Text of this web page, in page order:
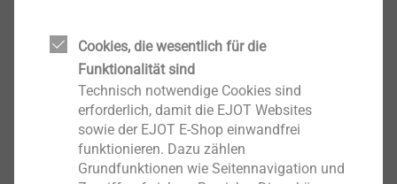
JT3-2H-Plus-5,5
Solar Bohrschrauben
Cookies, die wesentlich für die
Funktionalität sind
Technisch notwendige Cookies sind
erforderlich, damit die EJOT Websites
sowie der EJOT E-Shop einwandfrei
funktionieren. Dazu zählen
Grundfunktionen wie Seitennavigation und